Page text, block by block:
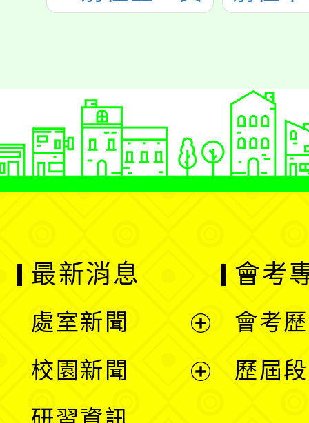
最新消息
處室新聞
校園新聞
會考
會考
歷屆